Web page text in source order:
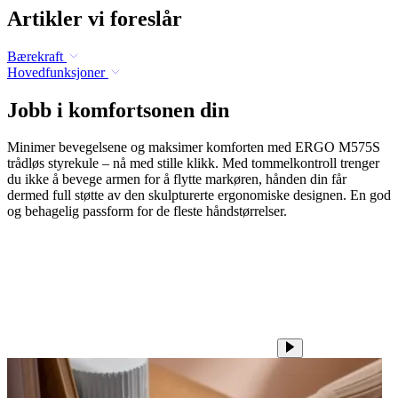
Artikler vi foreslår
Bærekraft
Hovedfunksjoner
Jobb i komfortsonen din
Minimer bevegelsene og maksimer komforten med ERGO M575S
trådløs styrekule – nå med stille klikk. Med tommelkontroll trenger
du ikke å bevege armen for å flytte markøren, hånden din får
dermed full støtte av den skulpturerte ergonomiske designen. En god
og behagelig passform for de fleste håndstørrelser.